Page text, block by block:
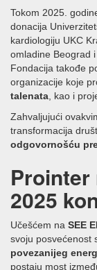
Tokom 2025.
donacija
kardiologiju UKC
omladine Beograd
Fondacija takođe
organizacije koje
talenata, kao i
Zahvaljujući
transformacija
odgovornošću
Prointer
2025
Učešćem na SEE
svoju posvećenost
povezanijeg
postaju most